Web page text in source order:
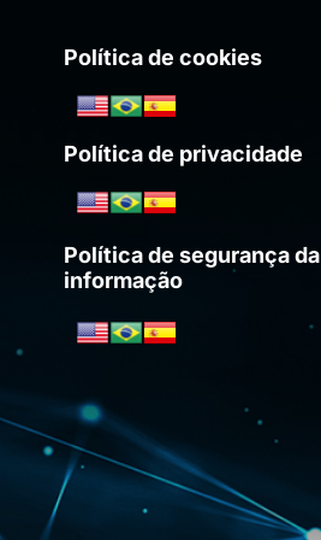
Política de cookies
Política de privacidade
Política de segurança da
informação